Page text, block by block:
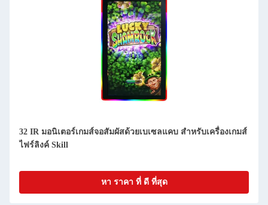
32 IR มอนิเตอร์เกมส์จอสัมผัสด้วยเบเซลแคบ สําหรับเครื่องเกมส์
ไฟร์ลิงค์ Skill
หา ราคา ที่ ดี ที่สุด